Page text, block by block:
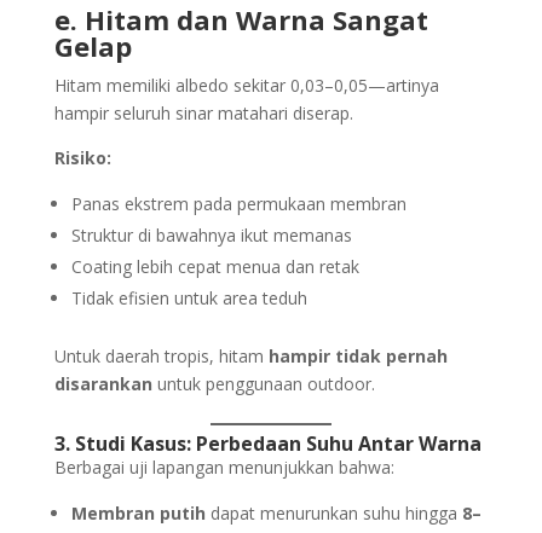
e. Hitam dan Warna Sangat
Gelap
Hitam memiliki albedo sekitar 0,03–0,05—artinya
hampir seluruh sinar matahari diserap.
Risiko:
Panas ekstrem pada permukaan membran
Struktur di bawahnya ikut memanas
Coating lebih cepat menua dan retak
Tidak efisien untuk area teduh
Untuk daerah tropis, hitam hampir tidak pernah
disarankan untuk penggunaan outdoor.
3. Studi Kasus: Perbedaan Suhu Antar Warna
Berbagai uji lapangan menunjukkan bahwa:
Membran putih dapat menurunkan suhu hingga 8–